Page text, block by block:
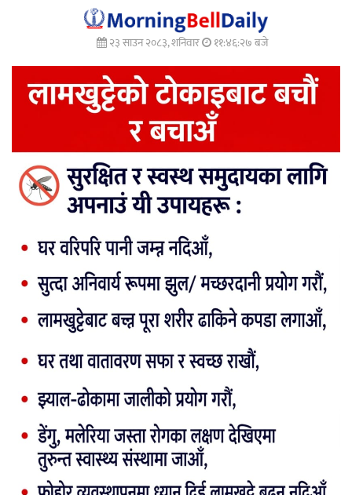
२३ साउन २०८३, शनिवार ११:४६:२८ बजे